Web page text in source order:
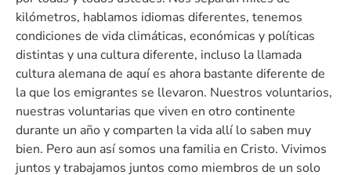
kilómetros, hablamos idiomas diferentes, tenemos
condiciones de vida climáticas, económicas y políticas
distintas y una cultura diferente, incluso la llamada
cultura alemana de aquí es ahora bastante diferente de
la que los emigrantes se llevaron. Nuestros voluntarios,
nuestras voluntarias que viven en otro continente
durante un año y comparten la vida allí lo saben muy
bien. Pero aun así somos una familia en Cristo. Vivimos
juntos y trabajamos juntos como miembros de un solo